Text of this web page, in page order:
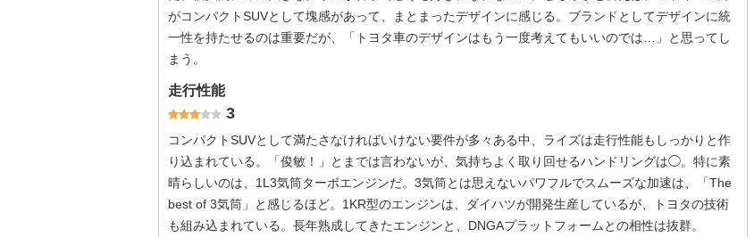
がコンパクトSUVとして塊感があって、まとまったデザインに感じる。ブランドとしてデザインに統
一性を持たせるのは重要だが、「トヨタ車のデザインはもう一度考えてもいいのでは…」と思ってし
まう。
走行性能
3
コンパクトSUVとして満たさなければいけない要件が多々ある中、ライズは走行性能もしっかりと作
り込まれている。「俊敏！」とまでは言わないが、気持ちよく取り回せるハンドリングは◯。特に素
晴らしいのは、1L3気筒ターボエンジンだ。3気筒とは思えないパワフルでスムーズな加速は、「The
best of 3気筒」と感じるほど。1KR型のエンジンは、ダイハツが開発生産しているが、トヨタの技術
も組み込まれている。長年熟成してきたエンジンと、DNGAプラットフォームとの相性は抜群。